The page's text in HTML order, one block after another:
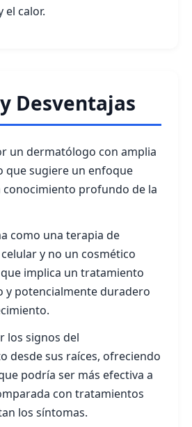
el calor.
Desventajas
un dermatólogo con amplia
que sugiere un enfoque
conocimiento profundo de la
como una terapia de
y no un cosmético
implica un tratamiento
y potencialmente duradero
los signos del
desde sus raíces, ofreciendo
podría ser más efectiva a
con tratamientos
los síntomas.